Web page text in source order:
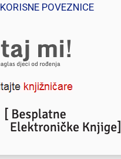
KORISNE POVEZNICE